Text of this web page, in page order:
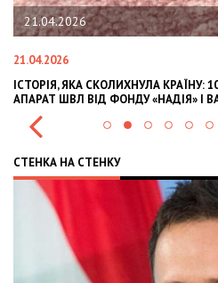
21.04.2026
21.04.2026
ІСТОРІЯ, ЯКА СКОЛИХНУЛА
АПАРАТ ШВЛ ВІД ФОНДУ «НАДІЯ» І
СТЕНКА НА СТЕНКУ